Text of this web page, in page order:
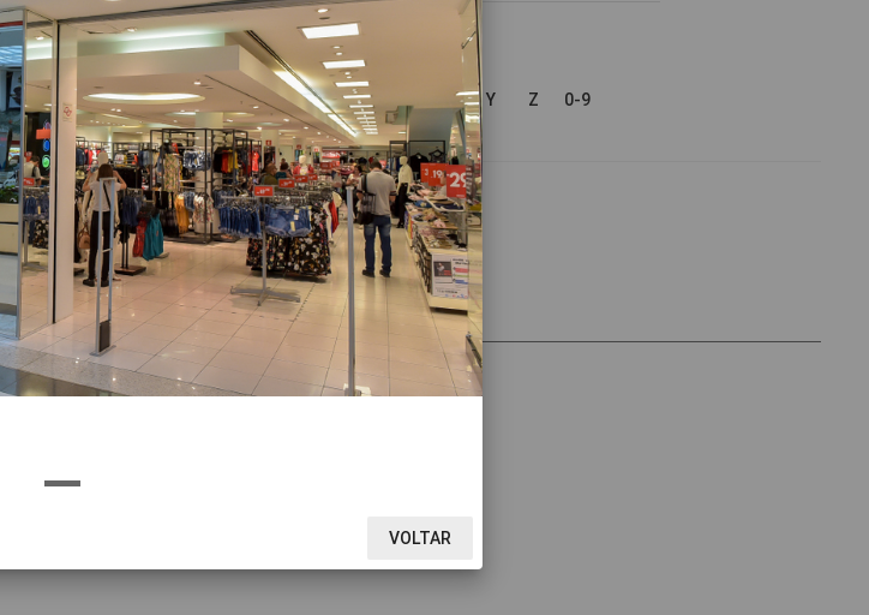
a loja pela letra inicial
O P Q R S T U V Y Z 0-9
ENCONTRAMOS
0
CINEMA
VOLTAR